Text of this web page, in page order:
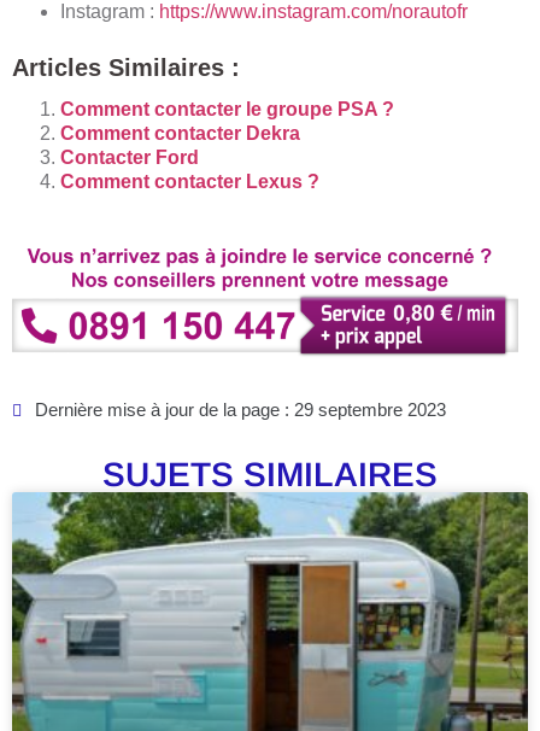
Instagram : https://www.instagram.com/norautofr
Articles Similaires :
Comment contacter le groupe PSA ?
Comment contacter Dekra
Contacter Ford
Comment contacter Lexus ?
Dernière mise à jour de la page : 29 septembre 2023
SUJETS SIMILAIRES